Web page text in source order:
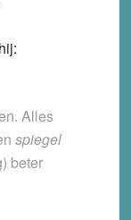
Alles
spiegel
beter